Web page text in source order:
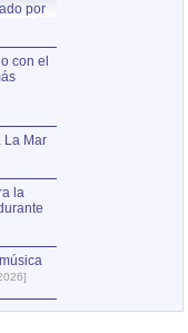
por
con el
La Mar
la